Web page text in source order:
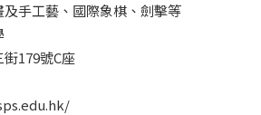
手工藝、國際象棋、劍擊等
179號C座